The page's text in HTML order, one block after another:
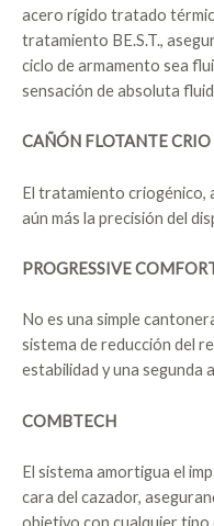
acero rígido tratado
tratamiento BE.S.T.,
ciclo de armamento sea
sensación de absoluta
CAÑÓN FLOTANTE CRIO
El tratamiento criogénico,
aún más la precisión del
PROGRESSIVE
No es una simple
sistema de reducción del
estabilidad y una segunda
COMBTECH
El sistema amortigua el
cara del cazador,
objetivo con cualquier tipo